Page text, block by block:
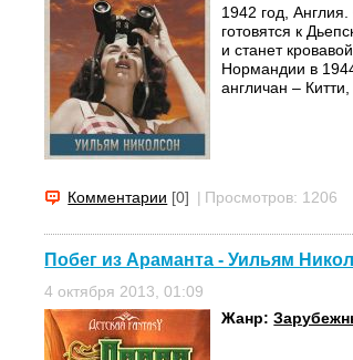
1942 год,
готовятся к
и станет
Нормандии в
англичан – Китти,
Комментарии [0] | Просмотров: 1206
Побег из Араманта - Уильям
4 октября 2013, 01:09
Жанр: